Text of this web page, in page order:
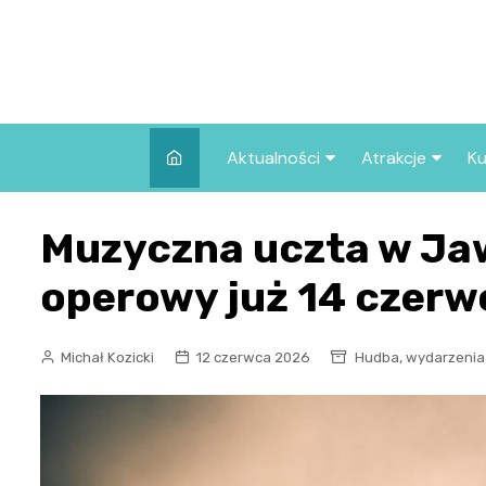
Aktualności
Wszystkie wpisy
Atrakcje
we Wrocławiu
Co warto
Wrocławiu?
Muzyczna uczta w
operowy już 14
Michał Kozicki 12 czerwca 2026 Hudba, wydarzenia